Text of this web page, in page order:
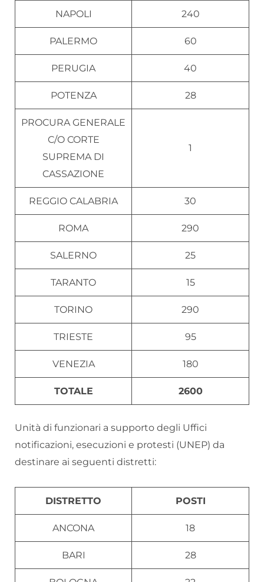
NAPOLI 240
PALERMO 60
PERUGIA 40
POTENZA 28
PROCURA GENERALE
C/O CORTE
SUPREMA DI
CASSAZIONE
1
REGGIO CALABRIA 30
ROMA 290
SALERNO 25
TARANTO 15
TORINO 290
TRIESTE 95
VENEZIA 180
TOTALE 2600
Unità di funzionari a supporto degli Uffici
notificazioni, esecuzioni e protesti (UNEP) da
destinare ai seguenti distretti:
DISTRETTO POSTI
ANCONA 18
BARI 28